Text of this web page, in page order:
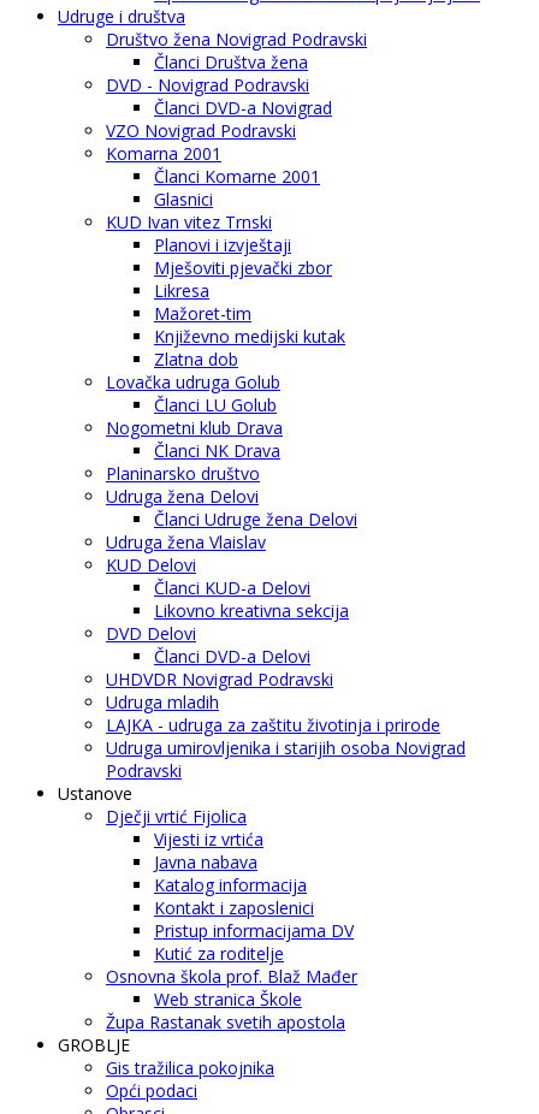
Udruge i društva
Društvo žena Novigrad Podravski
Članci Društva žena
DVD - Novigrad Podravski
Članci DVD-a Novigrad
VZO Novigrad Podravski
Komarna 2001
Članci Komarne 2001
Glasnici
KUD Ivan vitez Trnski
Planovi i izvještaji
Mješoviti pjevački zbor
Likresa
Mažoret-tim
Književno medijski kutak
Zlatna dob
Lovačka udruga Golub
Članci LU Golub
Nogometni klub Drava
Članci NK Drava
Planinarsko društvo
Udruga žena Delovi
Članci Udruge žena Delovi
Udruga žena Vlaislav
KUD Delovi
Članci KUD-a Delovi
Likovno kreativna sekcija
DVD Delovi
Članci DVD-a Delovi
UHDVDR Novigrad Podravski
Udruga mladih
LAJKA - udruga za zaštitu životinja i prirode
Udruga umirovljenika i starijih osoba Novigrad
Podravski
Ustanove
Dječji vrtić Fijolica
Vijesti iz vrtića
Javna nabava
Katalog informacija
Kontakt i zaposlenici
Pristup informacijama DV
Kutić za roditelje
Osnovna škola prof. Blaž Mađer
Web stranica Škole
Župa Rastanak svetih apostola
GROBLJE
Gis tražilica pokojnika
Opći podaci